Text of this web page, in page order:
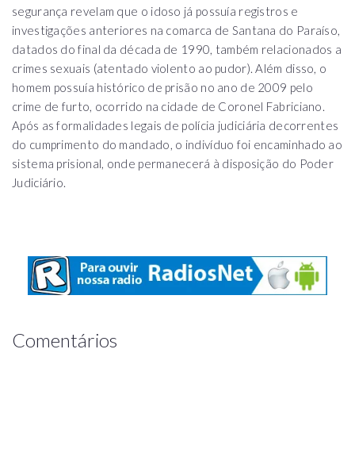
segurança revelam que o idoso já possuía registros e
investigações anteriores na comarca de Santana do Paraíso,
datados do final da década de 1990, também relacionados a
crimes sexuais (atentado violento ao pudor). Além disso, o
homem possuía histórico de prisão no ano de 2009 pelo
crime de furto, ocorrido na cidade de Coronel Fabriciano.
Após as formalidades legais de polícia judiciária decorrentes
do cumprimento do mandado, o indivíduo foi encaminhado ao
sistema prisional, onde permanecerá à disposição do Poder
Judiciário.
Comentários